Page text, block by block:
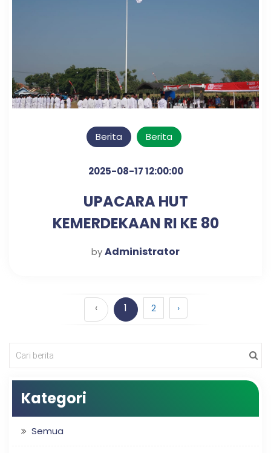
Berita Berita
2025-08-17 12:00:00
UPACARA HUT
KEMERDEKAAN RI KE 80
TAHUN
byAdministrator
‹ 1 2 ›
Kategori
Semua